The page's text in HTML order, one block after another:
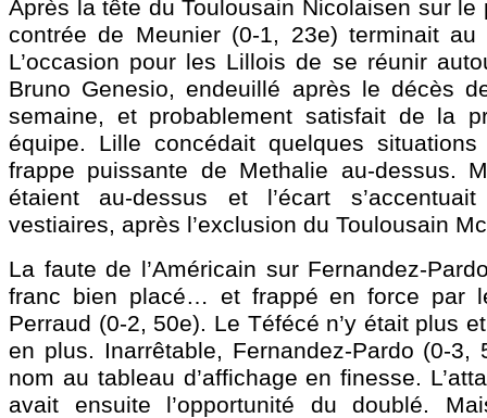
Après la tête du Toulousain Nicolaisen sur le
contrée de Meunier (0-1, 23e) terminait
L’occasion pour les Lillois de se réunir
Bruno Genesio, endeuillé après le décès
semaine, et probablement satisfait de la
équipe. Lille concédait quelques
frappe puissante de Methalie au-dessus.
étaient au-dessus et l’écart
vestiaires, après l’exclusion du Toulousain
La faute de l’Américain sur Fernandez-
franc bien placé… et frappé en force par
Perraud (0-2, 50e). Le Téfécé n’y était plus
en plus. Inarrêtable, Fernandez-Pardo (0-3,
nom au tableau d’affichage en finesse.
avait ensuite l’opportunité du doublé.